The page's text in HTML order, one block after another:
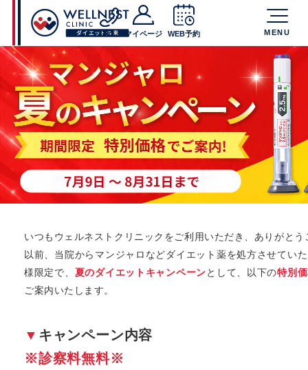
MENU
TEL マイページ WEB予約
いつもウェルネストクリニックをご利用いただき、ありがとう
以前、当院からマンジャロなどダイエット薬を処方させてい
様限定で、 夏のダイエットキャンペーンとして、以下の特別
ご案内いたします。
▼ キャンペーン内容
※診察料無料※